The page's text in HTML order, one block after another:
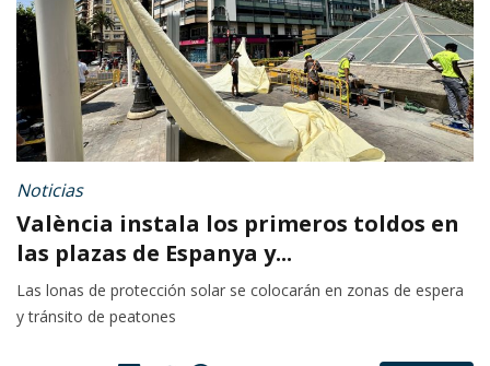
Noticias
València instala los primeros toldos en
las plazas de Espanya y...
Las lonas de protección solar se colocarán en zonas de espera
y tránsito de peatones